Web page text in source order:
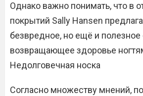
Однако важно понимать, что в
покрытий Sally Hansen
безвредное, но ещё и полезное
возвращающее здоровье
Недолговечная носка
Согласно множеству мнений,